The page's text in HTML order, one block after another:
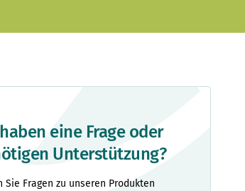
eine Frage oder
Unterstützung?
Sie Fragen zu unseren Produkten